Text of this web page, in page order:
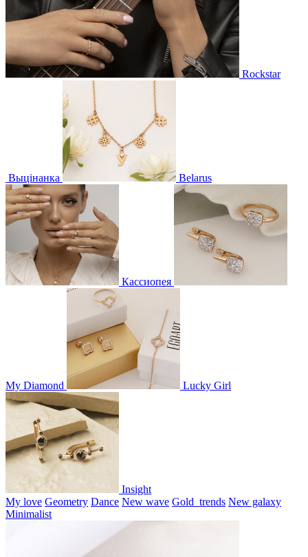
Rockstar
Выцінанка Belarus
Кассиопея
My Diamond Lucky Girl
Insight
My love Geometry Dance New wave Gold_trends New galaxy
Minimalist